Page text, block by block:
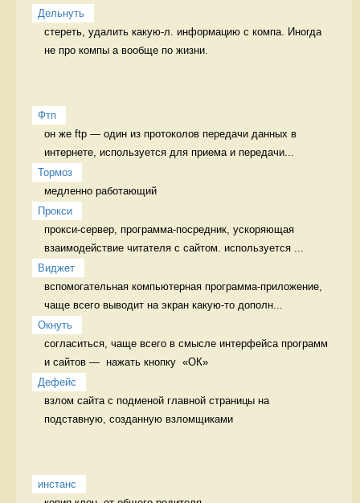
Дельнуть
стереть, удалить какую-л. информацию с компа. Иногда
не про компы а вообще по жизни.
Фтп
он же ftp — один из протоколов передачи данных в
интернете, используется для приема и передачи...
Тормоз
медленно работающий
Прокси
прокси-сервер, программа-посредник, ускоряющая
взаимодействие читателя с сайтом. используется ...
Виджет
вспомогательная компьютерная программа-приложение,
чаще всего выводит на экран какую-то дополн...
Окнуть
согласиться, чаще всего в смысле интерфейса программ
и сайтов —  нажать кнопку  «ОК»
Дефейс
взлом сайта с подменой главной страницы на
подставную, созданную взломщиками
инстанс